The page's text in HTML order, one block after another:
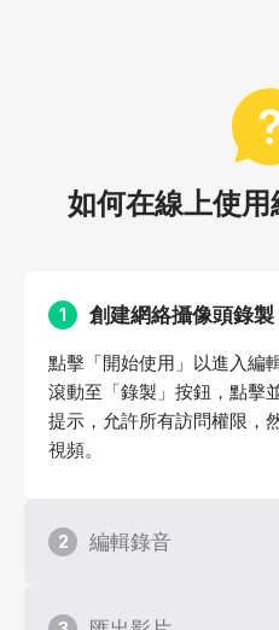
如何在線上使
1 創建網絡攝像頭錄製
點擊「開始使用」以進入編
滾動至「錄製」按鈕，點擊
提示，允許所有訪問權限，
視頻。
2 編輯錄音